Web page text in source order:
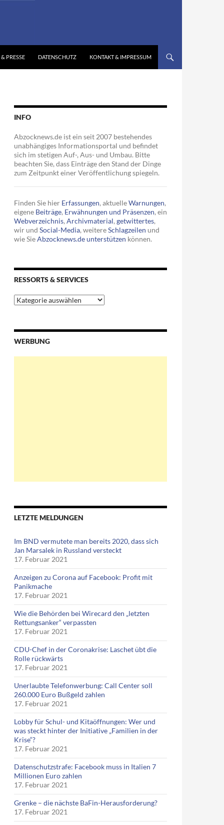
PRESSE DATENSCHUTZ KONTAKT & IMPRESSUM
INFO
Abzocknews.de ist ein seit 2007 bestehendes
unabhängiges Informationsportal und befindet
sich im stetigen Auf-, Aus- und Umbau. Bitte
beachten Sie, dass Einträge den Stand der Dinge
zum Zeitpunkt einer Veröffentlichung spiegeln.
Finden Sie hier Erfassungen, aktuelleWarnungen,
eigene Beiträge, Erwähnungen und Präsenzen, ein
Webverzeichnis, Archivmaterial, getwittertes,
wir und Social-Media, weitereSchlagzeilen und
wie SieAbzocknews.de unterstützen können.
RESSORTS & SERVICES
Ressorts
&
WERBUNG
LETZTE MELDUNGEN
Im BND vermutete man bereits 2020, dass sich
Jan Marsalek in Russland versteckt
17. Februar 2021
Anzeigen zu Corona auf Facebook: Profit mit
Panikmache
17. Februar 2021
Wie die Behörden bei Wirecard den „letzten
Rettungsanker“ verpassten
17. Februar 2021
CDU-Chef in der Coronakrise: Laschet übt die
Rolle rückwärts
17. Februar 2021
Unerlaubte Telefonwerbung: Call Center soll
260.000 Euro Bußgeld zahlen
17. Februar 2021
Lobby für Schul- und Kitaöffnungen: Wer und
was steckt hinter der Initiative „Familien in der
Krise“?
17. Februar 2021
Datenschutzstrafe: Facebook muss in Italien 7
Millionen Euro zahlen
17. Februar 2021
Grenke – die nächste BaFin-Herausforderung?
17. Februar 2021